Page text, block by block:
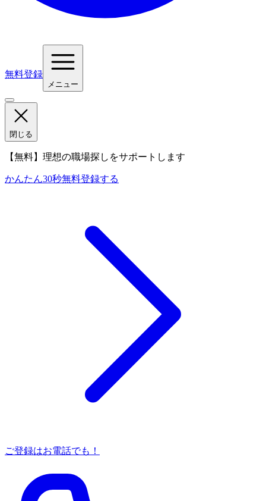
無料登録
メニュー
閉じる
【無料】理想の職場探しをサポートします
かんたん30秒無料登録する
ご登録はお電話でも！